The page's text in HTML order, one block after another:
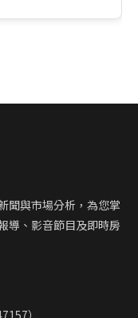
聞與市場分析，為您掌
導、影音節目及即時房
）